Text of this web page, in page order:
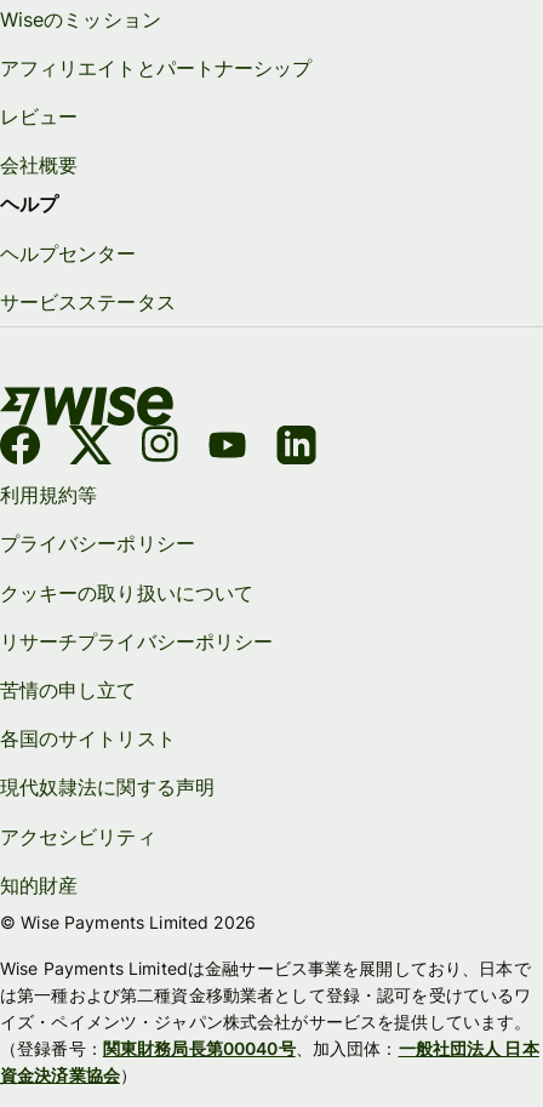
Wiseのミッション
アフィリエイトとパートナーシップ
レビュー
会社概要
ヘルプ
ヘルプセンター
サービスステータス
利用規約等
プライバシーポリシー
クッキーの取り扱いについて
リサーチプライバシーポリシー
苦情の申し立て
各国のサイトリスト
現代奴隷法に関する声明
アクセシビリティ
知的財産
© Wise Payments Limited 2026
Wise Payments Limitedは金融サービス事業を展開しており、日本で
は第一種および第二種資金移動業者として登録・認可を受けているワ
イズ・ペイメンツ・ジャパン株式会社がサービスを提供しています。
（登録番号： 関東財務局長第00040号、加入団体： 一般社団法人 日本
資金決済業協会）